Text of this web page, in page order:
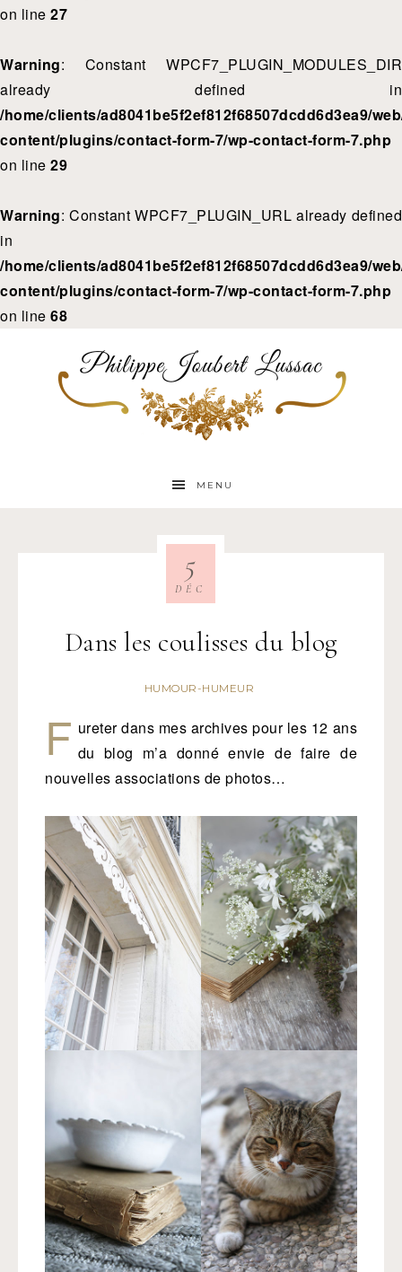
on line 27
Warning: Constant WPCF7_PLUGIN_MODULES_DIR
already defined in
/home/clients/ad8041be5f2ef812f68507dcdd6d3ea9/
content/plugins/contact-form-7/wp-contact-form-7.php
on line 29
Warning: Constant WPCF7_PLUGIN_URL already defined
in
/home/clients/ad8041be5f2ef812f68507dcdd6d3ea9/
content/plugins/contact-form-7/wp-contact-form-7.php
on line 68
MENU
Dans les coulisses du blog
HUMOUR-HUMEUR
5
DÉC
F ureter dans mes archives pour les 12 ans
du blog m’a donné envie de faire de
nouvelles associations de photos…